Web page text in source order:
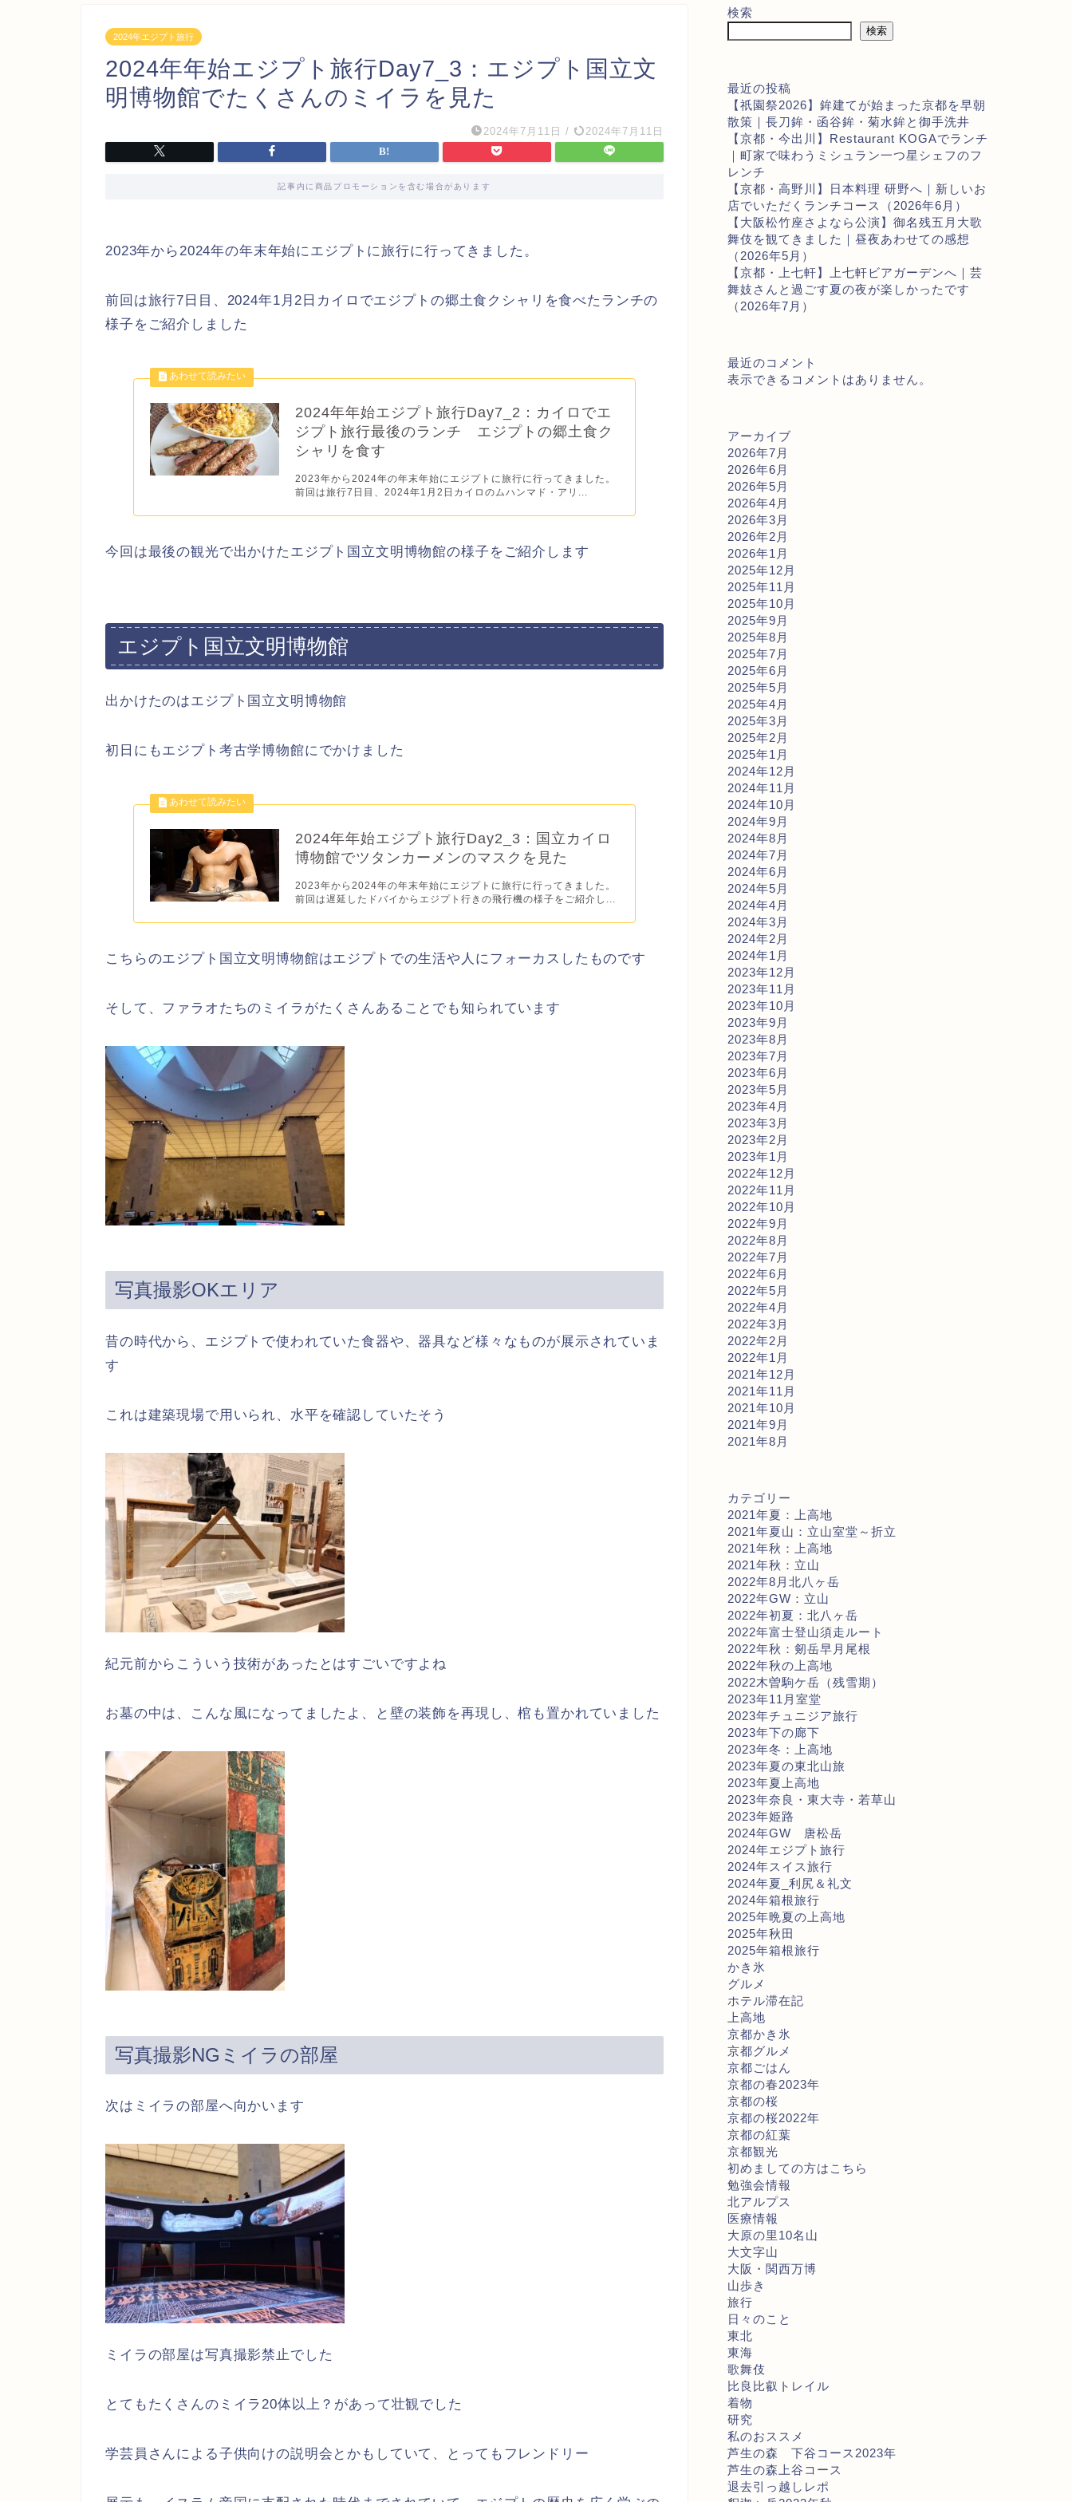
2024年エジプト旅行
2024年年始エジプト旅行Day7_3：エジプト国立文
明博物館でたくさんのミイラを見た
2024年7月11日 / 2024年7月11日
記事内に商品プロモーションを含む場合があります
2023年から2024年の年末年始にエジプトに旅行に行ってきました。
前回は旅行7日目、2024年1月2日カイロでエジプトの郷土食クシャリを食べたランチの
様子をご紹介しました
2024年年始エジプト旅行Day7_2：カイロでエ
ジプト旅行最後のランチ エジプトの郷土食ク
シャリを食す
2023年から2024年の年末年始にエジプトに旅行に行ってきました。
前回は旅行7日目、2024年1月2日カイロのムハンマド・アリ...
今回は最後の観光で出かけたエジプト国立文明博物館の様子をご紹介します
エジプト国立文明博物館
出かけたのはエジプト国立文明博物館
初日にもエジプト考古学博物館にでかけました
2024年年始エジプト旅行Day2_3：国立カイロ
博物館でツタンカーメンのマスクを見た
2023年から2024年の年末年始にエジプトに旅行に行ってきました。
前回は遅延したドバイからエジプト行きの飛行機の様子をご紹介し...
こちらのエジプト国立文明博物館はエジプトでの生活や人にフォーカスしたものです
そして、ファラオたちのミイラがたくさんあることでも知られています
写真撮影OKエリア
昔の時代から、エジプトで使われていた食器や、器具など様々なものが展示されていま
す
これは建築現場で用いられ、水平を確認していたそう
紀元前からこういう技術があったとはすごいですよね
お墓の中は、こんな風になってましたよ、と壁の装飾を再現し、棺も置かれていました
写真撮影NGミイラの部屋
次はミイラの部屋へ向かいます
ミイラの部屋は写真撮影禁止でした
とてもたくさんのミイラ20体以上？があって壮観でした
学芸員さんによる子供向けの説明会とかもしていて、とってもフレンドリー
検索
検索
最近の投稿
【祇園祭2026】鉾建てが始まった京都を早朝
散策｜長刀鉾・函谷鉾・菊水鉾と御手洗井
【京都・今出川】Restaurant KOGAでランチ
｜町家で味わうミシュラン一つ星シェフのフ
レンチ
【京都・高野川】日本料理 研野へ｜新しいお
店でいただくランチコース（2026年6月）
【大阪松竹座さよなら公演】御名残五月大歌
舞伎を観てきました｜昼夜あわせての感想
（2026年5月）
【京都・上七軒】上七軒ビアガーデンへ｜芸
舞妓さんと過ごす夏の夜が楽しかったです
（2026年7月）
最近のコメント
表示できるコメントはありません。
アーカイブ
2026年7月
2026年6月
2026年5月
2026年4月
2026年3月
2026年2月
2026年1月
2025年12月
2025年11月
2025年10月
2025年9月
2025年8月
2025年7月
2025年6月
2025年5月
2025年4月
2025年3月
2025年2月
2025年1月
2024年12月
2024年11月
2024年10月
2024年9月
2024年8月
2024年7月
2024年6月
2024年5月
2024年4月
2024年3月
2024年2月
2024年1月
2023年12月
2023年11月
2023年10月
2023年9月
2023年8月
2023年7月
2023年6月
2023年5月
2023年4月
2023年3月
2023年2月
2023年1月
2022年12月
2022年11月
2022年10月
2022年9月
2022年8月
2022年7月
2022年6月
2022年5月
2022年4月
2022年3月
2022年2月
2022年1月
2021年12月
2021年11月
2021年10月
2021年9月
2021年8月
カテゴリー
2021年夏：上高地
2021年夏山：立山室堂～折立
2021年秋：上高地
2021年秋：立山
2022年8月北八ヶ岳
2022年GW：立山
2022年初夏：北八ヶ岳
2022年富士登山須走ルート
2022年秋：剱岳早月尾根
2022年秋の上高地
2022木曽駒ケ岳（残雪期）
2023年11月室堂
2023年チュニジア旅行
2023年下の廊下
2023年冬：上高地
2023年夏の東北山旅
2023年夏上高地
2023年奈良・東大寺・若草山
2023年姫路
2024年GW 唐松岳
2024年エジプト旅行
2024年スイス旅行
2024年夏_利尻＆礼文
2024年箱根旅行
2025年晩夏の上高地
2025年秋田
2025年箱根旅行
かき氷
グルメ
ホテル滞在記
上高地
京都かき氷
京都グルメ
京都ごはん
京都の春2023年
京都の桜
京都の桜2022年
京都の紅葉
京都観光
初めましての方はこちら
勉強会情報
北アルプス
医療情報
大原の里10名山
大文字山
大阪・関西万博
山歩き
旅行
日々のこと
東北
東海
歌舞伎
比良比叡トレイル
着物
研究
私のおススメ
芦生の森 下谷コース2023年
芦生の森上谷コース
退去引っ越しレポ